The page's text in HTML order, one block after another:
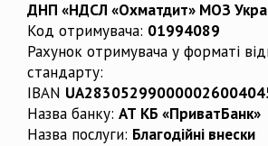
ДНП «НДСЛ «Охматдит» МОЗ
Код отримувача: 01994089
Рахунок отримувача у форматі
стандарту:
IBAN
Назва банку: АТ КБ «ПриватБанк»
Назва послуги: Благодійні внески